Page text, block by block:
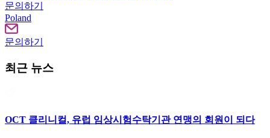
문의하기
Poland
문의하기
최근 뉴스
OCT 클리니컬, 유럽 임상시험수탁기관 연맹의 회원이 되다